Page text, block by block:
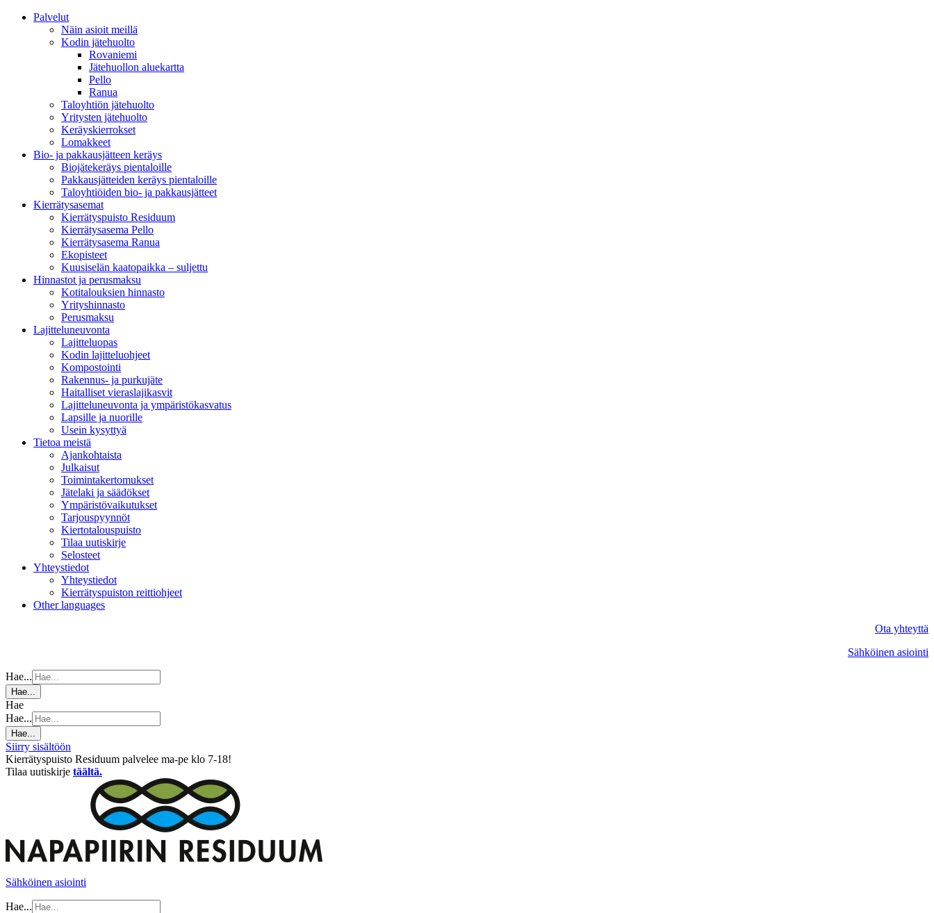
Palvelut
Näin asioit meillä
Kodin jätehuolto
Rovaniemi
Jätehuollon aluekartta
Pello
Ranua
Taloyhtiön jätehuolto
Yritysten jätehuolto
Keräyskierrokset
Lomakkeet
Bio- ja pakkausjätteen keräys
Biojätekeräys pientaloille
Pakkausjätteiden keräys pientaloille
Taloyhtiöiden bio- ja pakkausjätteet
Kierrätysasemat
Kierrätyspuisto Residuum
Kierrätysasema Pello
Kierrätysasema Ranua
Ekopisteet
Kuusiselän kaatopaikka – suljettu
Hinnastot ja perusmaksu
Kotitalouksien hinnasto
Yrityshinnasto
Perusmaksu
Lajitteluneuvonta
Lajitteluopas
Kodin lajitteluohjeet
Kompostointi
Rakennus- ja purkujäte
Haitalliset vieraslajikasvit
Lajitteluneuvonta ja ympäristökasvatus
Lapsille ja nuorille
Usein kysyttyä
Tietoa meistä
Ajankohtaista
Julkaisut
Toimintakertomukset
Jätelaki ja säädökset
Ympäristövaikutukset
Tarjouspyynnöt
Kiertotalouspuisto
Tilaa uutiskirje
Selosteet
Yhteystiedot
Yhteystiedot
Kierrätyspuiston reittiohjeet
Other languages
Ota yhteyttä
Sähköinen asiointi
Hae...
Hae...
Hae
Hae...
Hae...
Siirry sisältöön
Kierrätyspuisto Residuum palvelee ma-pe klo 7-18!
Tilaa uutiskirje täältä.
Sähköinen asiointi
Hae...